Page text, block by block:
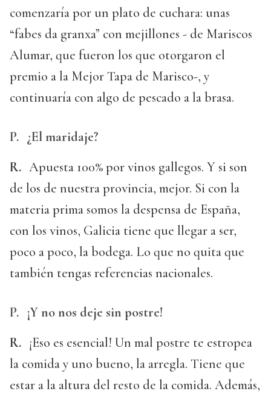
comenzaría por un plato de cuchara: unas
“fabes da granxa” con mejillones - de Mariscos
Alumar, que fueron los que otorgaron el
premio a la Mejor Tapa de Marisco-, y
continuaría con algo de pescado a la brasa.
P.
¿El maridaje?
R. Apuesta 100% por vinos gallegos. Y si son
de los de nuestra provincia, mejor. Si con la
materia prima somos la despensa de España,
con los vinos, Galicia tiene que llegar a ser,
poco a poco, la bodega. Lo que no quita que
también tengas referencias nacionales.
P. ¡Y no nos deje sin postre!
R. ¡Eso es esencial! Un mal postre te estropea
la comida y uno bueno, la arregla. Tiene que
estar a la altura del resto de la comida. Además,